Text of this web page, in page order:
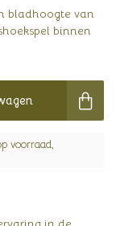
bladhoogte van
binnen
voorraad,